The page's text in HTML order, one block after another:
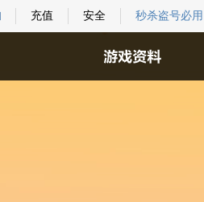
充值 安全 秒杀盗号必用